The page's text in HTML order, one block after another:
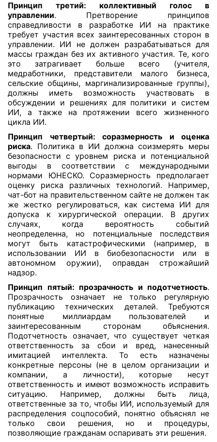
Принцип третий: коллективный голос в
управлении. Претворение принципов
справедливости в разработке ИИ на практике
требует участия всех заинтересованных сторон в
управлении. ИИ не должен разрабатываться для
массы граждан без их активного участия. Те, кого
это затрагивает больше всего (учителя,
медработники, представители малого бизнеса,
сельские общины, маргинализированные группы),
должны иметь возможность участвовать в
обсуждении и решениях для политики и систем
ИИ, а также на протяжении всего жизненного
цикла ИИ.
Принцип четвертый: соразмерность и оценка
риска. Политика в ИИ должна соизмерять меры
безопасности с уровнем риска и потенциальной
выгоды в соответствии с международными
нормами ЮНЕСКО. Соразмерность предполагает
оценку риска различных технологий. Например,
чат-бот на правительственном сайте не должен так
же жестко регулироваться, как система ИИ для
допуска к хирургической операции. В других
случаях, когда вероятность событий
неопределенна, но потенциальные последствия
могут быть катастрофическими (например, в
использовании ИИ в биобезопасности или в
автономном оружии), оправдан строжайший
надзор.
Принцип пятый: прозрачность и подотчетность.
Прозрачность означает не только регулярную
публикацию технических деталей. Требуются
понятные миллиардам пользователей и
заинтересованным сторонам объяснения.
Подотчетность означает, что существует четкая
ответственность за сбои и вред, нанесенный
имитацией интеллекта. То есть назначены
конкретные персоны (не в целом организации и
компании, а личности), которые несут
ответственность и имеют возможность исправить
ситуацию. Например, должны быть лица,
ответственные за то, чтобы ИИ, используемый для
распределения соцпособий, понятно объяснял не
только свои решения, но и процедуры,
позволяющие гражданам оспаривать эти решения.